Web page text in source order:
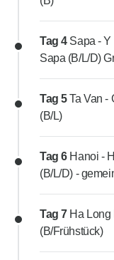
Tag 4 Sapa - Y
Sapa (B/L/D)
Tag 5Ta Van -
(B/L)
Tag 6 Hanoi -
(B/L/D) -
Tag 7 Ha Long
(B/Frühstück)